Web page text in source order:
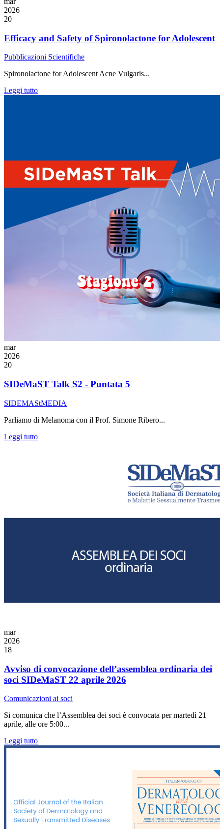
2026
20
Efficacy and Safety of Spironolactone for Adolescent
Pubblicazioni Scientifiche
Spironolactone for Adolescent Acne Vulgaris...
Leggi tutto
mar
2026
20
SIDeMaST Talk S2 - Puntata 5
SIDEMAStMEDIA
Parliamo di Melanoma con il Prof. Simone Ribero...
Leggi tutto
mar
2026
18
Avviso di convocazione dell’assemblea ordinaria dei
soci SIDeMaST 22 aprile 2026
Comunicazioni ai soci
Si comunica che l’Assemblea dei soci è convocata per martedì 21
aprile, alle ore 5:00...
Leggi tutto